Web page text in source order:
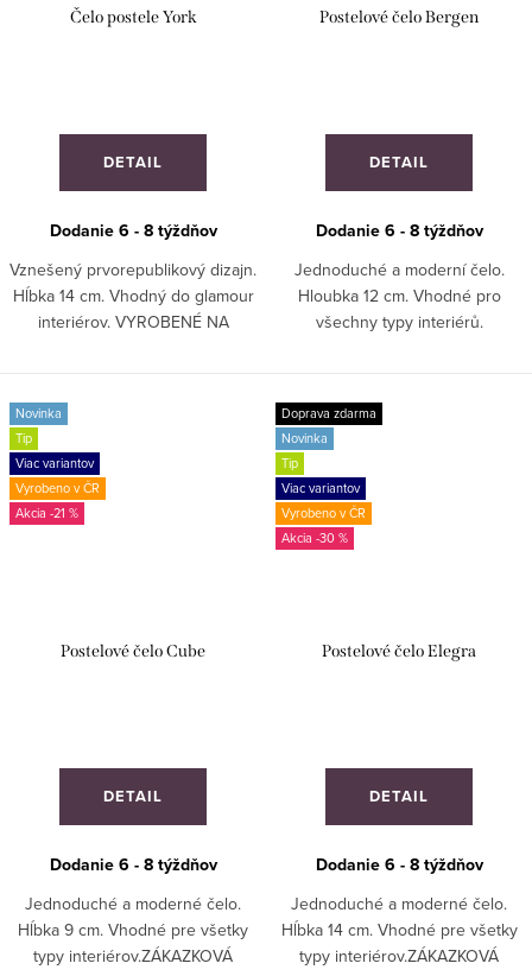
Čelo postele York
DETAIL
Dodanie 6 - 8 týždňov
Vznešený prvorepublikový dizajn.
Hĺbka 14 cm. Vhodný do glamour
interiérov. VYROBENÉ NA
Postelové čelo Bergen
DETAIL
Dodanie 6 - 8 týždňov
Jednoduché a moderní čelo.
Hloubka 12 cm. Vhodné pro
všechny typy interiérů.
Novinka
Tip
Viac variantov
Vyrobeno v ČR
-21 %
Postelové čelo Cube
DETAIL
Dodanie 6 - 8 týždňov
Jednoduché a moderné čelo.
Hĺbka 9 cm. Vhodné pre všetky
typy interiérov.ZÁKAZKOVÁ
Doprava zdarma
Novinka
Tip
Viac variantov
Vyrobeno v ČR
-30 %
Postelové čelo Elegra
DETAIL
Dodanie 6 - 8 týždňov
Jednoduché a moderné čelo.
Hĺbka 14 cm. Vhodné pre všetky
typy interiérov.ZÁKAZKOVÁ